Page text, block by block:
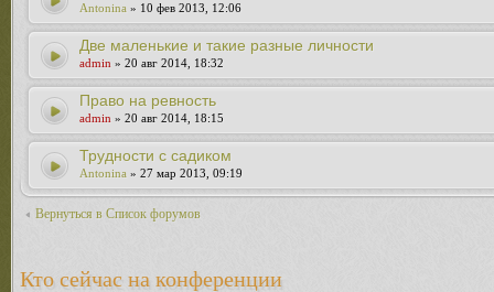
Antonina » 10 фев 2013, 12:06
Две маленькие и такие разные личности
admin » 20 авг 2014, 18:32
Право на ревность
admin » 20 авг 2014, 18:15
Трудности с садиком
Antonina » 27 мар 2013, 09:19
Вернуться в Список форумов
Кто сейчас на конференции